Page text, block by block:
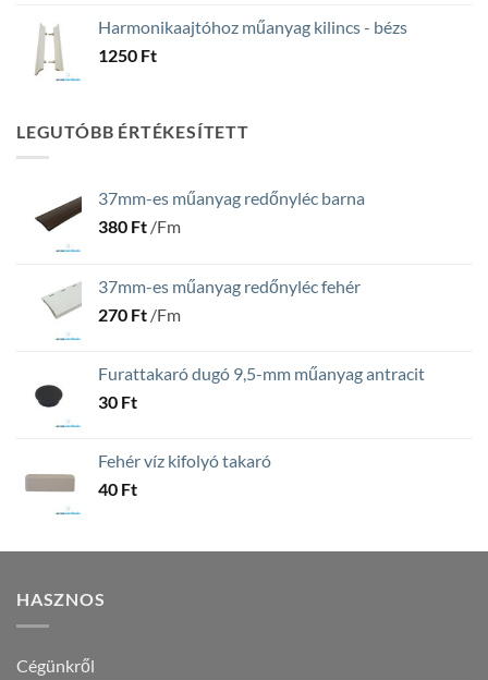
Harmonikaajtóhoz műanyag kilincs - bézs
1250 Ft
LEGUTÓBB ÉRTÉKESÍTETT
37mm-es műanyag redőnyléc barna
380 Ft /Fm
37mm-es műanyag redőnyléc fehér
270 Ft /Fm
Furattakaró dugó 9,5-mm műanyag antracit
30 Ft
Fehér víz kifolyó takaró
40 Ft
HASZNOS
Cégünkről